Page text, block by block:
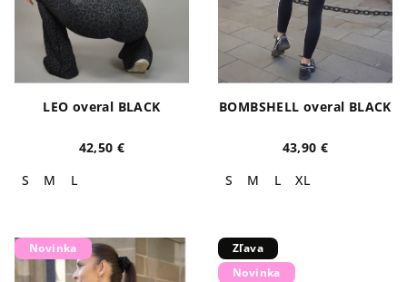
LEO overal BLACK
42,50 €
S
M L
BOMBSHELL overal BLACK
43,90 €
S
M L XL
Novinka
Zľava
Novinka